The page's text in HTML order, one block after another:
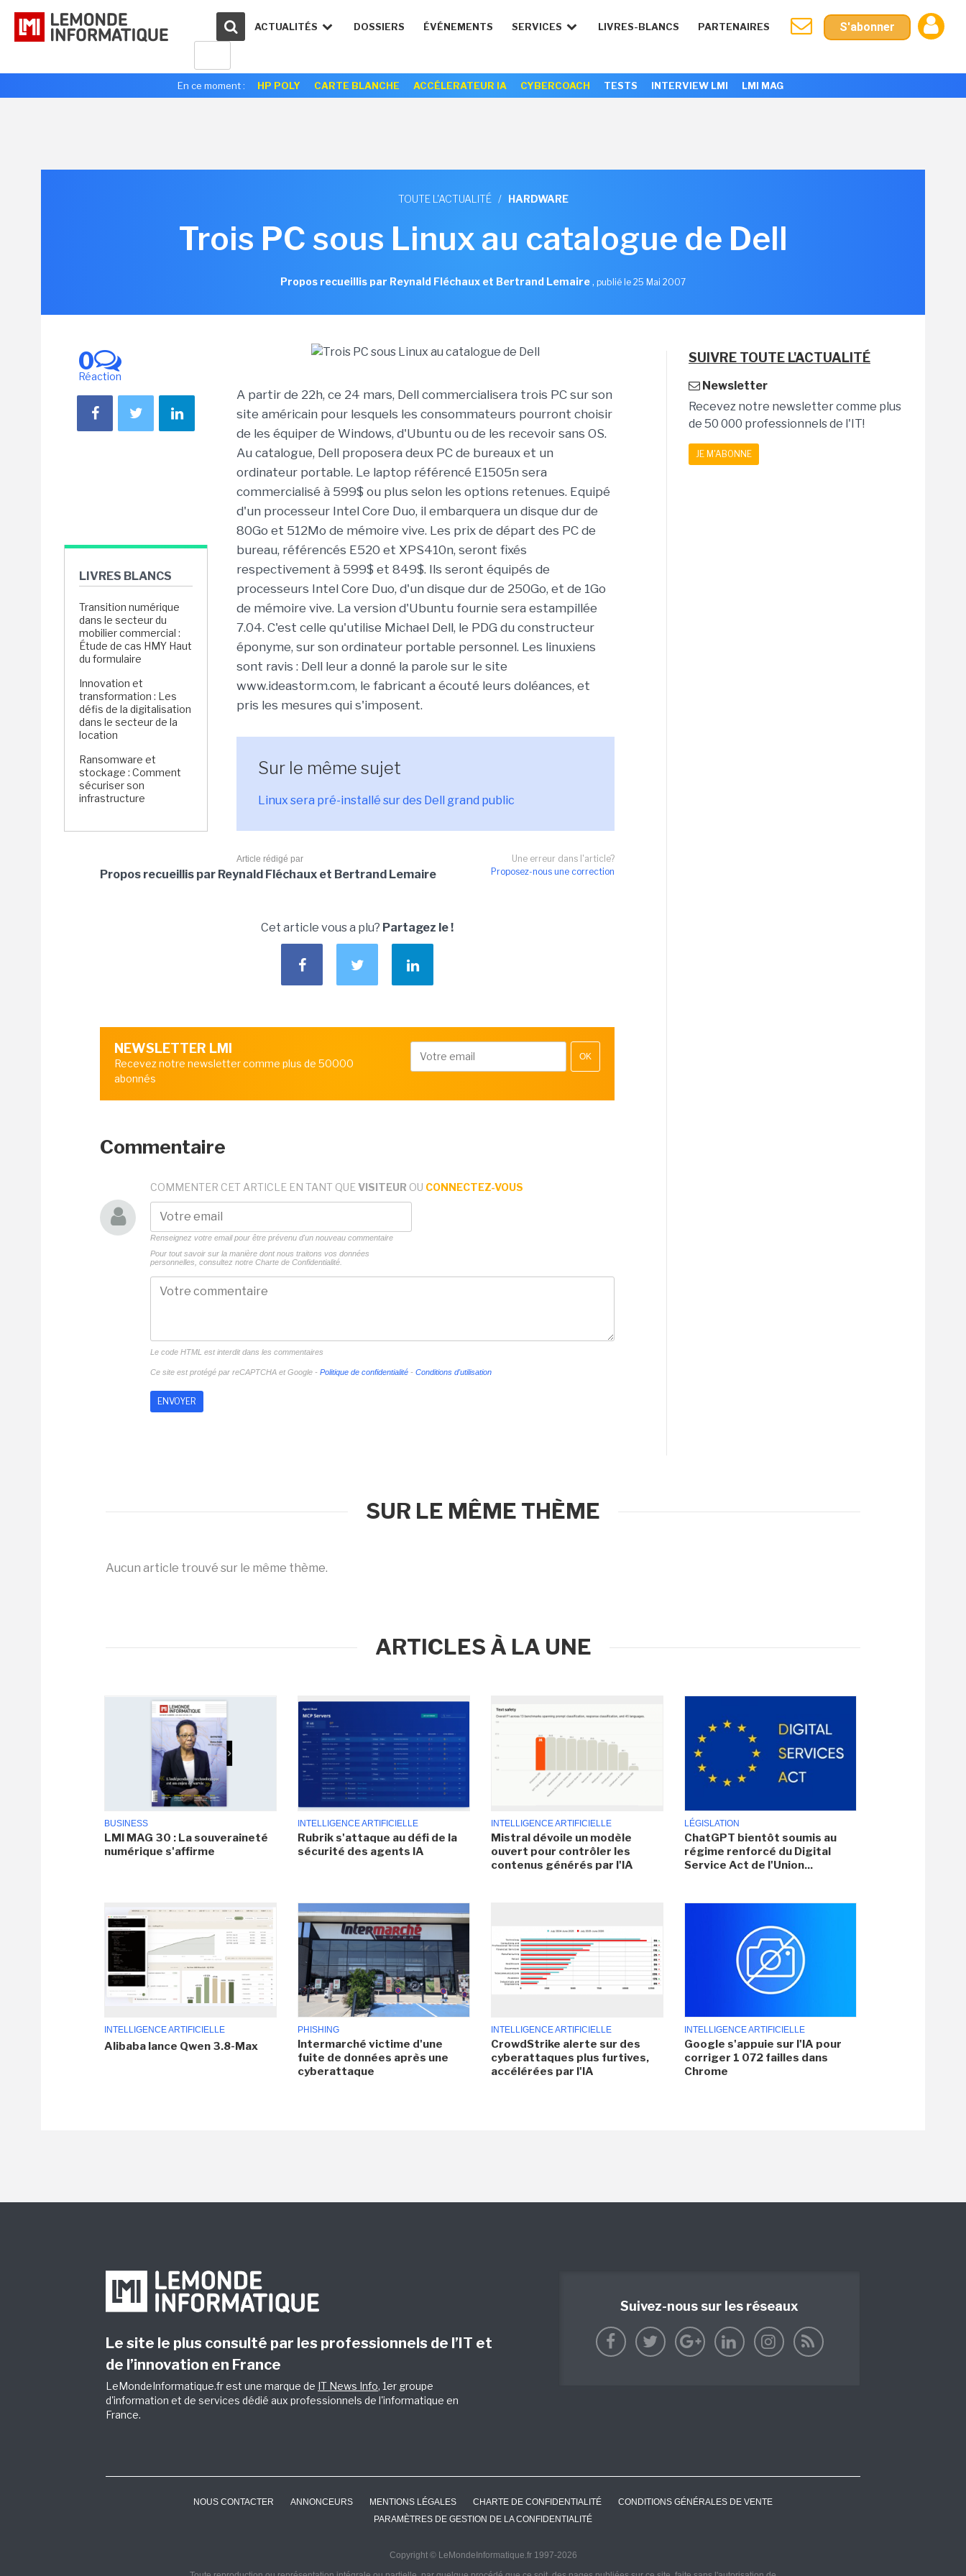
ACTUALITÉS DOSSIERS ÉVÉNEMENTS SERVICES LIVRES-BLANCS PARTENAIRES S'abonner
En ce moment : HP POLY CARTE BLANCHE ACCÉLERATEUR IA CYBERCOACH TESTS INTERVIEW LMI LMI MAG
TOUTE L'ACTUALITÉ / HARDWARE
Trois PC sous Linux au catalogue de Dell
Propos recueillis par Reynald Fléchaux et Bertrand Lemaire, publié le 25 Mai 2007
0
Réaction
LIVRES BLANCS
Transition numérique
dans le secteur du
mobilier commercial :
Étude de cas HMY Haut
du formulaire
Innovation et
transformation : Les
défis de la digitalisation
dans le secteur de la
location
Ransomware et
stockage : Comment
sécuriser son
infrastructure
A partir de 22h, ce 24 mars, Dell commercialisera trois PC sur son
site américain pour lesquels les consommateurs pourront choisir
de les équiper de Windows, d'Ubuntu ou de les recevoir sans OS.
Au catalogue, Dell proposera deux PC de bureaux et un
ordinateur portable. Le laptop référencé E1505n sera
commercialisé à 599$ ou plus selon les options retenues. Equipé
d'un processeur Intel Core Duo, il embarquera un disque dur de
80Go et 512Mo de mémoire vive. Les prix de départ des PC de
bureau, référencés E520 et XPS410n, seront fixés
respectivement à 599$ et 849$. Ils seront équipés de
processeurs Intel Core Duo, d'un disque dur de 250Go, et de 1Go
de mémoire vive. La version d'Ubuntu fournie sera estampillée
7.04. C'est celle qu'utilise Michael Dell, le PDG du constructeur
éponyme, sur son ordinateur portable personnel. Les linuxiens
sont ravis : Dell leur a donné la parole sur le site
www.ideastorm.com, le fabricant a écouté leurs doléances, et
pris les mesures qui s'imposent.
Sur le même sujet
Linux sera pré-installé sur des Dell grand public
Une erreur dans l'article?
Proposez-nous une correction
Article rédigé par
Propos recueillis par Reynald Fléchaux et Bertrand Lemaire
Cet article vous a plu? Partagez le !
NEWSLETTER LMI
Recevez notre newsletter comme plus de 50000
abonnés
OK
Commentaire
COMMENTER CET ARTICLE EN TANT QUE VISITEUR OU CONNECTEZ-VOUS
Renseignez votre email pour être prévenu d'un nouveau commentaire
Pour tout savoir sur la manière dont nous traitons vos données
personnelles, consultez notre Charte de Confidentialité.
Le code HTML est interdit dans les commentaires
Ce site est protégé par reCAPTCHA et Google - Politique de confidentialité - Conditions d'utilisation
SUIVRE TOUTE L'ACTUALITÉ
Newsletter
Recevez notre newsletter comme plus
de 50 000 professionnels de l'IT!
JE M'ABONNE
SUR LE MÊME THÈME
Aucun article trouvé sur le même thème.
ARTICLES À LA UNE
BUSINESS
LMI MAG 30 : La souveraineté
numérique s'affirme
INTELLIGENCE ARTIFICIELLE
Rubrik s'attaque au défi de la
sécurité des agents IA
INTELLIGENCE ARTIFICIELLE
Mistral dévoile un modèle
ouvert pour contrôler les
contenus générés par l'IA
LÉGISLATION
ChatGPT bientôt soumis au
régime renforcé du Digital
Service Act de l'Union...
INTELLIGENCE ARTIFICIELLE
Alibaba lance Qwen 3.8-Max
PHISHING
Intermarché victime d'une
fuite de données après une
cyberattaque
INTELLIGENCE ARTIFICIELLE
CrowdStrike alerte sur des
cyberattaques plus furtives,
accélérées par l'IA
INTELLIGENCE ARTIFICIELLE
Google s'appuie sur l'IA pour
corriger 1 072 failles dans
Chrome
Le site le plus consulté par les professionnels de l’IT et
de l’innovation en France
LeMondeInformatique.fr est une marque de IT News Info, 1er groupe
d'information et de services dédié aux professionnels de l'informatique en
France.
Suivez-nous sur les réseaux
NOUS CONTACTER ANNONCEURS MENTIONS LÉGALES CHARTE DE CONFIDENTIALITÉ
CONDITIONS GÉNÉRALES DE VENTE
PARAMÈTRES DE GESTION DE LA CONFIDENTIALITÉ
Copyright © LeMondeInformatique.fr 1997-2026